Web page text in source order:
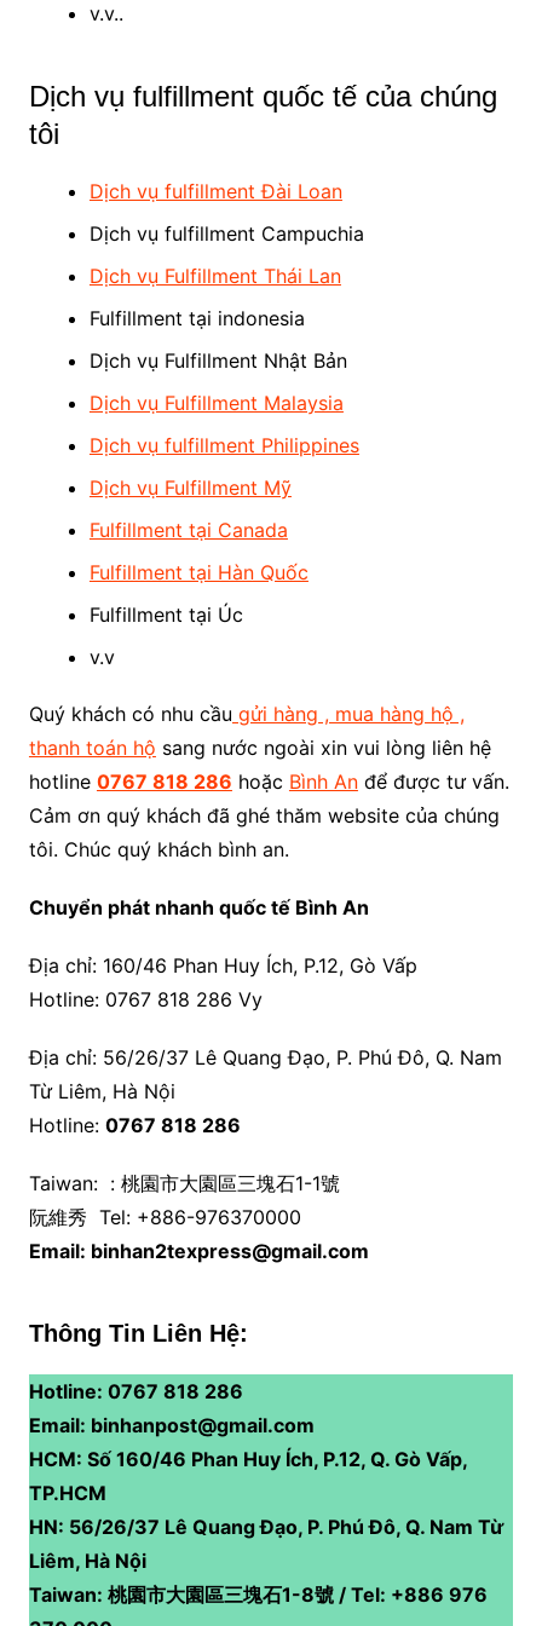
v.v..
Dịch vụ fulfillment quốc tế của chúng
tôi
Dịch vụ fulfillment Đài Loan
Dịch vụ fulfillment Campuchia
Dịch vụ Fulfillment Thái Lan
Fulfillment tại indonesia
Dịch vụ Fulfillment Nhật Bản
Dịch vụ Fulfillment Malaysia
Dịch vụ fulfillment Philippines
Dịch vụ Fulfillment Mỹ
Fulfillment tại Canada
Fulfillment tại Hàn Quốc
Fulfillment tại Úc
v.v
Quý khách có nhu cầu gửi hàng , mua hàng hộ ,
thanh toán hộ sang nước ngoài xin vui lòng liên hệ
hotline 0767 818 286 hoặc Bình Anđể được tư vấn.
Cảm ơn quý khách đã ghé thăm website của chúng
tôi. Chúc quý khách bình an.
Chuyển phát nhanh quốc tế Bình An
Địa chỉ: 160/46 Phan Huy Ích, P.12, Gò Vấp
Hotline: 0767 818 286 Vy
Địa chỉ: 56/26/37 Lê Quang Đạo, P. Phú Đô, Q. Nam
Từ Liêm, Hà Nội
Hotline: 0767 818 286
Taiwan: : 桃園市大園區三塊石1-1號
阮維秀 Tel: +886-976370000
Email: binhan2texpress@gmail.com
Thông Tin Liên Hệ:
Hotline: 0767 818 286
Email: binhanpost@gmail.com
HCM: Số 160/46 Phan Huy Ích, P.12, Q. Gò Vấp,
TP.HCM
HN: 56/26/37 Lê Quang Đạo, P. Phú Đô, Q. Nam Từ
Liêm, Hà Nội
Taiwan: 桃園市大園區三塊石1-8號 / Tel: +886 976